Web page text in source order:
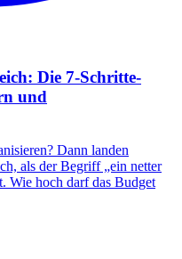
Die 7-Schritte-
und
Dann landen
als der Begriff „ein netter
Wie hoch darf das Budget